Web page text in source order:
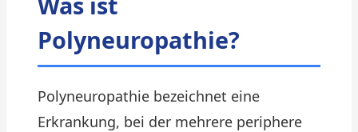
Polyneuropathie?
Polyneuropathie bezeichnet eine
Erkrankung, bei der mehrere periphere